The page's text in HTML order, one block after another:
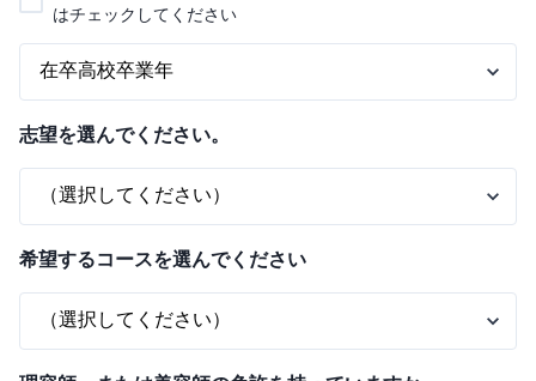
はチェックしてください
志望を選んでください。
希望するコースを選んでください